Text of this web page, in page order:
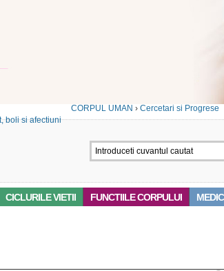
CORPUL UMAN › Cercetari si Progrese
CICLURILE VIETII FUNCTIILE CORPULUI